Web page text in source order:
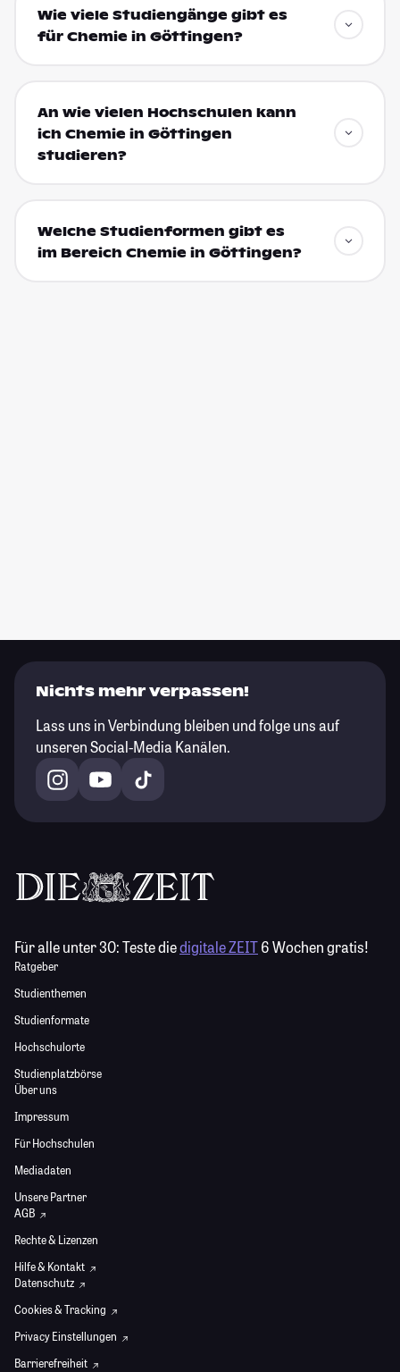
Wie viele Studiengänge gibt es
für Chemie in Göttingen?
An wie vielen Hochschulen kann
ich Chemie in Göttingen
studieren?
Welche Studienformen gibt es
im Bereich Chemie in Göttingen?
Nichts mehr verpassen!
Lass uns in Verbindung bleiben und folge uns auf
unseren Social-Media Kanälen.
Für alle unter 30:Teste diedigitale ZEIT6 Wochen gratis!
Ratgeber
Studienthemen
Studienformate
Hochschulorte
Studienplatzbörse
Über uns
Impressum
Für Hochschulen
Mediadaten
Unsere Partner
AGB
Rechte & Lizenzen
Hilfe & Kontakt
Datenschutz
Cookies & Tracking
Privacy Einstellungen
Barrierefreiheit